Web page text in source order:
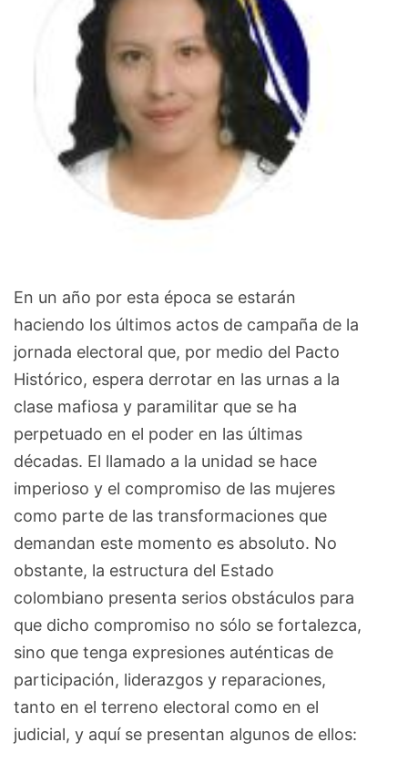
En un año por esta época se estarán
haciendo los últimos actos de campaña de la
jornada electoral que, por medio del Pacto
Histórico, espera derrotar en las urnas a la
clase mafiosa y paramilitar que se ha
perpetuado en el poder en las últimas
décadas. El llamado a la unidad se hace
imperioso y el compromiso de las mujeres
como parte de las transformaciones que
demandan este momento es absoluto. No
obstante, la estructura del Estado
colombiano presenta serios obstáculos para
que dicho compromiso no sólo se fortalezca,
sino que tenga expresiones auténticas de
participación, liderazgos y reparaciones,
tanto en el terreno electoral como en el
judicial, y aquí se presentan algunos de ellos: